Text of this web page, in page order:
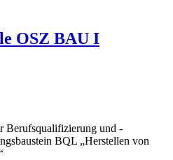
OSZ BAU I
Berufsqualifizierung und -
BQL „Herstellen von